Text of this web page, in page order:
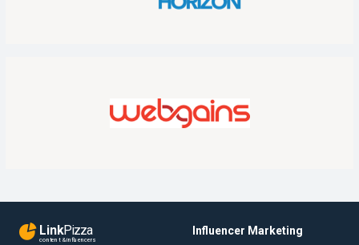
LinkPizza
content & influencers
Influencer Marketing